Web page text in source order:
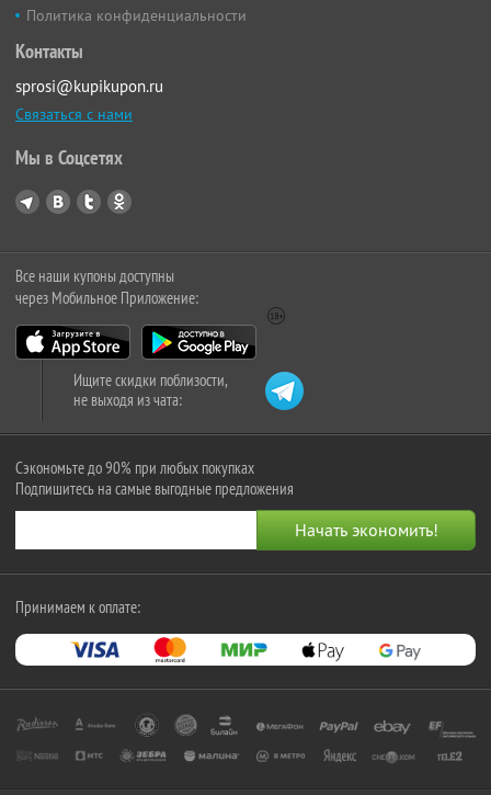
Политика конфиденциальности
Контакты
sprosi@kupikupon.ru
Связаться с нами
Мы в Соцсетях
Все наши купоны доступны
через Мобильное Приложение:
Ищите скидки поблизости,
не выходя из чата:
Сэкономьте до 90% при любых покупках
Подпишитесь на самые выгодные предложения
Принимаем к оплате: